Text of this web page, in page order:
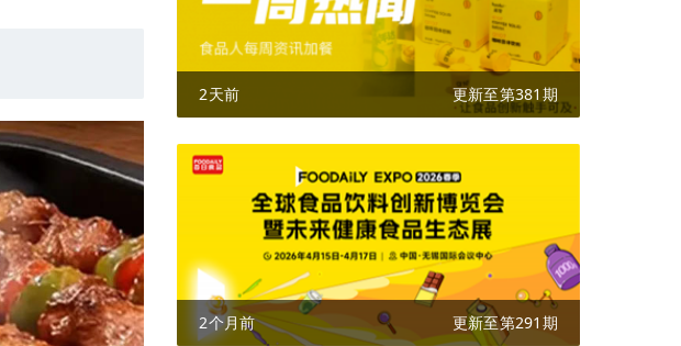
2天前 更新至第381期
2个月前 更新至第291期